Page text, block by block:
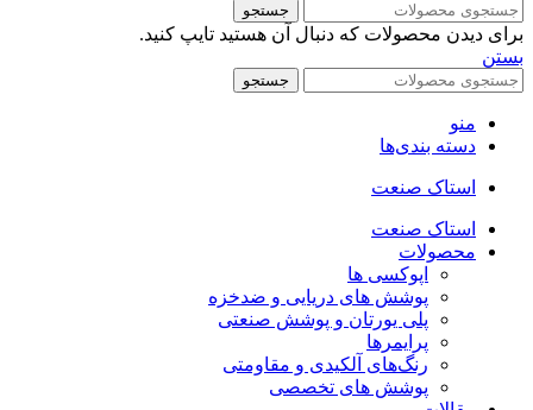
جستجو
برای دیدن محصولات که دنبال آن هستید تایپ کنید.
بستن
جستجو
منو
دسته بندی‌ها
استاک صنعت
استاک صنعت
محصولات
اپوکسی ها
پوشش های دریایی و ضدخزه
پلی یورتان و پوشش صنعتی
پرایمرها
رنگ‌های آلکیدی و مقاومتی
پوشش های تخصصی